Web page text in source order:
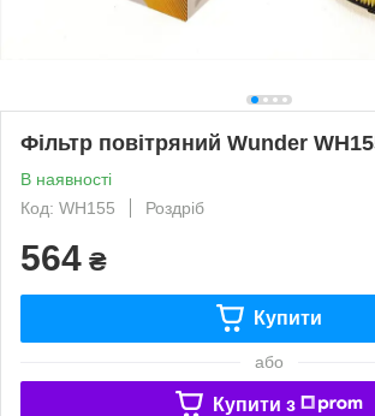
Фільтр повітряний Wunder
В наявності
Код: WH155
Роздріб
564 ₴
Купити
або
Купити з